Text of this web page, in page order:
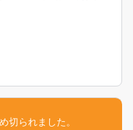
切られました。